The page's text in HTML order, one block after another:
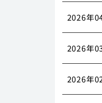
2026年
2026年
2026年